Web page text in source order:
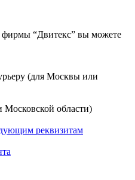
“Двитекс” вы можете
(для Москвы или
области)
реквизитам